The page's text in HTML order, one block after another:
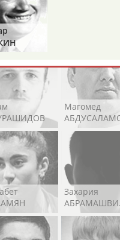
тренере,
Герои спорта - это
Магомед
Захария